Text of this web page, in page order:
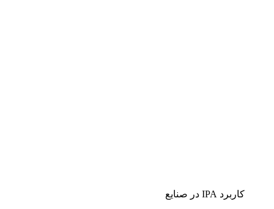
کاربرد IPA در صنایع